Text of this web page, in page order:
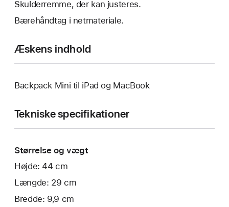
Skulderremme, der kan justeres.
Bærehåndtag i netmateriale.
Æskens indhold
Backpack Mini til iPad og MacBook
Tekniske specifikationer
Størrelse og vægt
Højde: 44 cm
Længde: 29 cm
Bredde: 9,9 cm